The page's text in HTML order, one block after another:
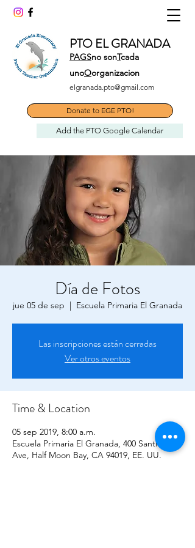
PTO EL GRANADA
PAGSno sonTcada
unoOorganizacion
elgranada.pto@gmail.com
Donate to EGE PTO!
Add the PTO Google Calendar
Día de Fotos
jue 05 de sep
  |
Escuela Primaria El Granada
Las inscripciones están cerradas
Ver otros eventos
Time & Location
05 sep 2019, 8:00 a.m.
Escuela Primaria El Granada, 400 Santiago
Ave, Half Moon Bay, CA 94019, EE. UU.